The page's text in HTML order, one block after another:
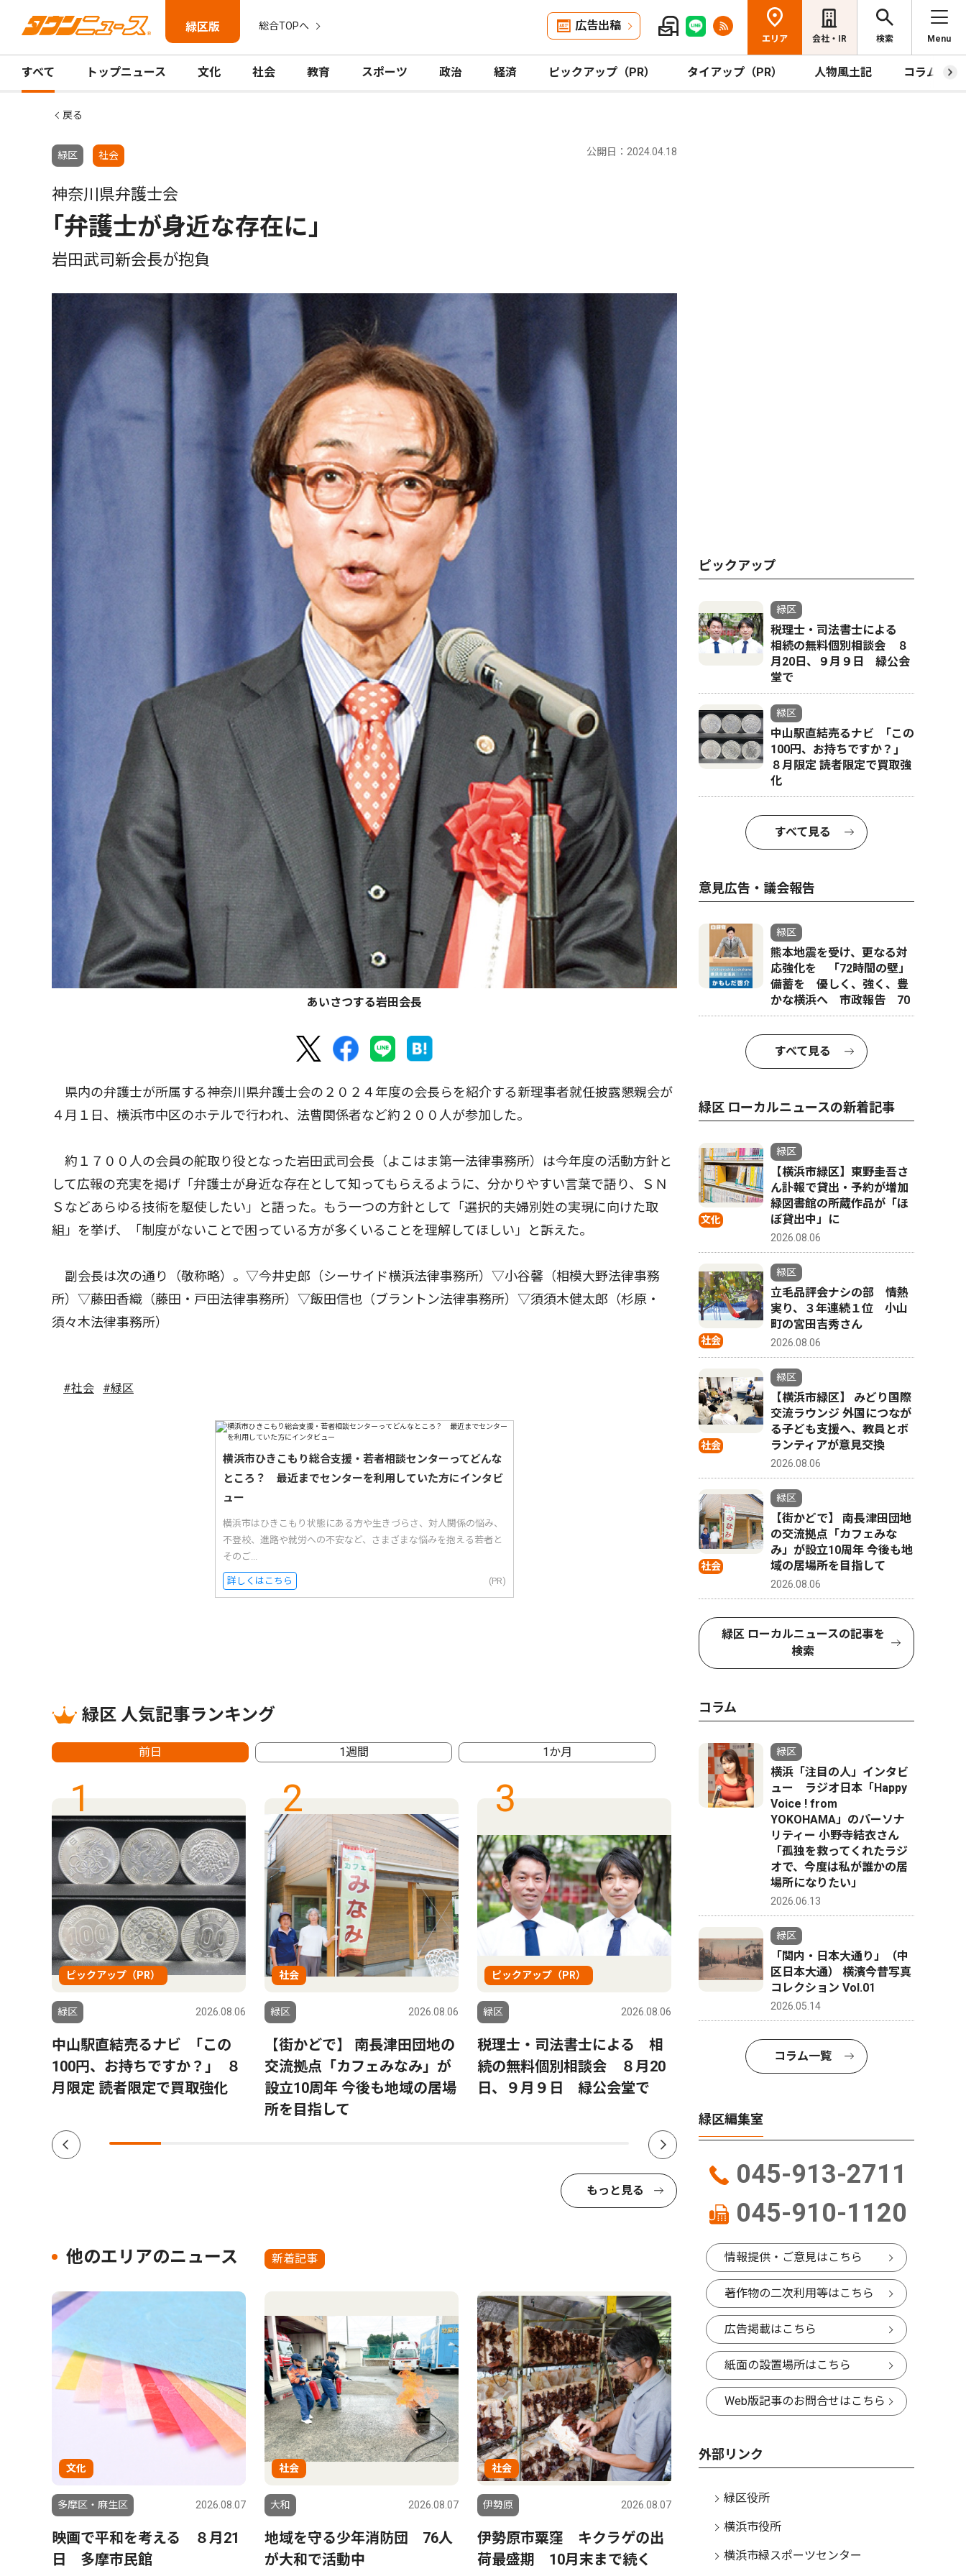
緑区版 総合TOPへ 広告出稿
エリア 会社・IR 検索 Menu
すべて トップニュース 文化 社会 教育 スポーツ 政治 経済 ピックアップ（PR） タイアップ（PR） 人物風土記 コラム
戻る
緑区 社会 公開日：2024.04.18
神奈川県弁護士会
｢弁護士が身近な存在に｣
岩田武司新会長が抱負
あいさつする岩田会長
県内の弁護士が所属する神奈川県弁護士会の２０２４年度の会長らを紹介する新理事者就任披露懇親会が
４月１日、横浜市中区のホテルで行われ、法曹関係者など約２００人が参加した。
約１７００人の会員の舵取り役となった岩田武司会長（よこはま第一法律事務所）は今年度の活動方針と
して広報の充実を掲げ「弁護士が身近な存在として知ってもらえるように、分かりやすい言葉で語り、ＳＮ
Ｓなどあらゆる技術を駆使したい」と語った。もう一つの方針として「選択的夫婦別姓の実現に向けた取
組」を挙げ、「制度がないことで困っている方が多くいることを理解してほしい」と訴えた。
副会長は次の通り（敬称略）。▽今井史郎（シーサイド横浜法律事務所）▽小谷馨（相模大野法律事務
所）▽藤田香織（藤田・戸田法律事務所）▽飯田信也（ブラントン法律事務所）▽須須木健太郎（杉原・
須々木法律事務所）
#社会 #緑区
横浜市ひきこもり総合支援・若者相談センターってどんな
ところ？ 最近までセンターを利用していた方にインタビ
ュー
横浜市はひきこもり状態にある方や生きづらさ、対人関係の悩み、
不登校、進路や就労への不安など、さまざまな悩みを抱える若者と
そのご...
詳しくはこちら (PR)
緑区 人気記事ランキング
前日 1週間 1か月
1
ピックアップ（PR）
緑区 2026.08.06
中山駅直結売るナビ ｢この
100円、お持ちですか？｣ ８
月限定 読者限定で買取強化
2
社会
緑区 2026.08.06
【街かどで】 南長津田団地の
交流拠点「カフェみなみ」が
設立10周年 今後も地域の居場
所を目指して
3
ピックアップ（PR）
緑区 2026.08.06
税理士・司法書士による 相
続の無料個別相談会 ８月20
日、９月９日 緑公会堂で
4
人物風土記
8月22日に緑公会堂で開催さ
れる「よこはまみらいフェ
ん 中山在住 48歳
もっと見る
他のエリアのニュース 新着記事
文化
多摩区・麻生区 2026.08.07
映画で平和を考える ８月21
日 多摩市民館
社会
大和 2026.08.07
地域を守る少年消防団 76人
が大和で活動中
社会
伊勢原 2026.08.07
伊勢原市粟窪 キクラゲの出
荷最盛期 10月末まで続く
ピックアップ
緑区
税理士・司法書士による
相続の無料個別相談会 ８
月20日、９月９日 緑公会
堂で
緑区
中山駅直結売るナビ ｢この
100円、お持ちですか？｣
８月限定 読者限定で買取強
化
すべて見る
意見広告・議会報告
緑区
熊本地震を受け、更なる対
応強化を 「72時間の壁」
備蓄を 優しく、強く、豊
かな横浜へ 市政報告 70
すべて見る
緑区 ローカルニュースの新着記事
文化
緑区
【横浜市緑区】東野圭吾さ
ん訃報で貸出・予約が増加
緑図書館の所蔵作品が「ほ
ぼ貸出中」に
2026.08.06
社会
緑区
立毛品評会ナシの部 情熱
実り、３年連続１位 小山
町の宮田吉秀さん
2026.08.06
社会
緑区
【横浜市緑区】 みどり国際
交流ラウンジ 外国につなが
る子ども支援へ、教員とボ
ランティアが意見交換
2026.08.06
社会
緑区
【街かどで】 南長津田団地
の交流拠点「カフェみな
み」が設立10周年 今後も地
域の居場所を目指して
2026.08.06
緑区 ローカルニュースの記事を
検索
コラム
緑区
横浜「注目の人」インタビ
ュー ラジオ日本「Happy
Voice ! from
YOKOHAMA」のパーソナ
リティー 小野寺結衣さん
「孤独を救ってくれたラジ
オで、今度は私が誰かの居
場所になりたい」
2026.06.13
緑区
「関内・日本大通り」（中
区日本大通） 横濱今昔写真
コレクション Vol.01
2026.05.14
コラム一覧
緑区編集室
045-913-2711
045-910-1120
情報提供・ご意見はこちら
著作物の二次利用等はこちら
広告掲載はこちら
紙面の設置場所はこちら
Web版記事のお問合せはこちら
外部リンク
緑区役所
横浜市役所
横浜市緑スポーツセンター